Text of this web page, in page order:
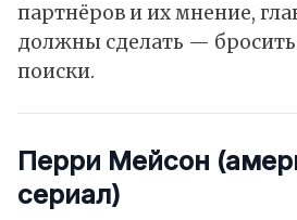
партнёров и их мнение,
должны сделать — бросить
поиски.
Перри Мейсон
сериал)